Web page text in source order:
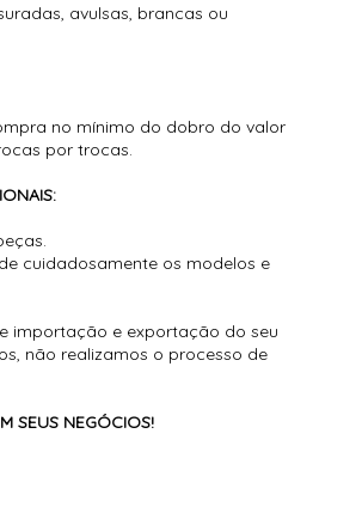
avulsas, brancas ou
no mínimo do dobro do valor
por trocas.
cuidadosamente os modelos e
importação e exportação do seu
não realizamos o processo de
SEUS NEGÓCIOS!